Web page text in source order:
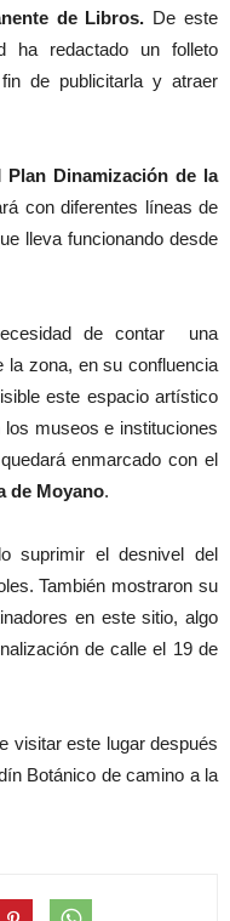
de Libros. De este
ha redactado un folleto
de publicitarla y atraer
Plan Dinamización de la
con diferentes líneas de
lleva funcionando desde
de contar una
la zona, en su confluencia
este espacio artístico
museos e instituciones
enmarcado con el
de Moyano.
suprimir el desnivel del
También mostraron su
en este sitio, algo
de calle el 19 de
visitar este lugar después
Botánico de camino a la